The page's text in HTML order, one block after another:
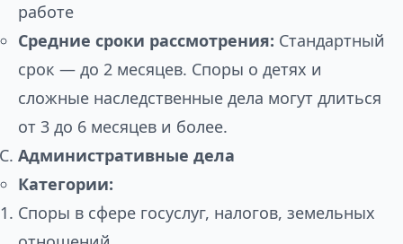
работе
Средние сроки рассмотрения: Стандартный
срок — до 2 месяцев. Споры о детях и
сложные наследственные дела могут длиться
от 3 до 6 месяцев и более.
Административные дела
Категории:
Споры в сфере госуслуг, налогов, земельных